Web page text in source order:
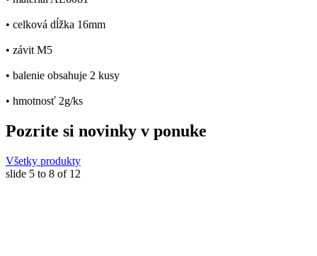
• celková dĺžka 16mm
• závit M5
• balenie obsahuje 2 kusy
• hmotnosť 2g/ks
Pozrite si novinky v ponuke
Všetky produkty
slide 5 to 8 of 12